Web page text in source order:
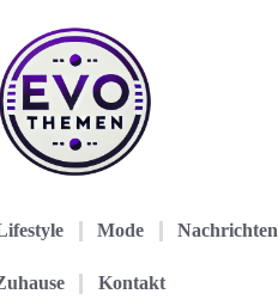
Mode Nachrichten
Kontakt